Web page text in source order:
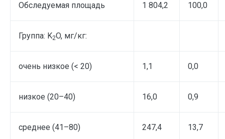
Обследуемая площадь 1 804,2 100,0
Группа: K2O, мг/кг:
очень низкое (< 20) 1,1 0,0
низкое (20–40) 16,0 0,9
среднее (41–80) 247,4 13,7